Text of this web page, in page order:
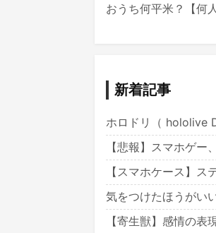
おうち何平米？【何
新着記事
ホロドリ（ hololive
【悲報】スマホゲ
【スマホケース】ス
気をつけたほうがい
【寄生獣】感情の表